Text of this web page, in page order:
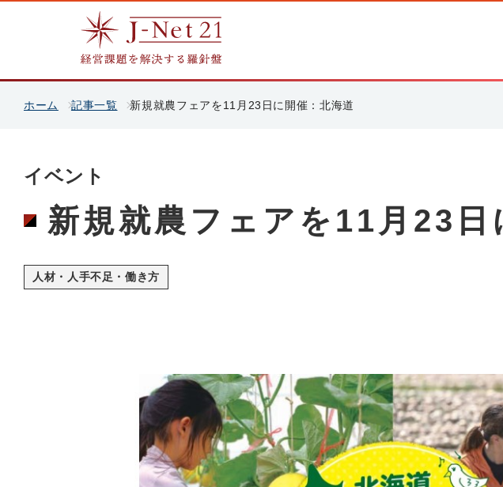
ホーム 記事一覧 新規就農フェアを11月23日に開催：北海道
イベント
新規就農フェアを11月23日
人材・人手不足・働き方